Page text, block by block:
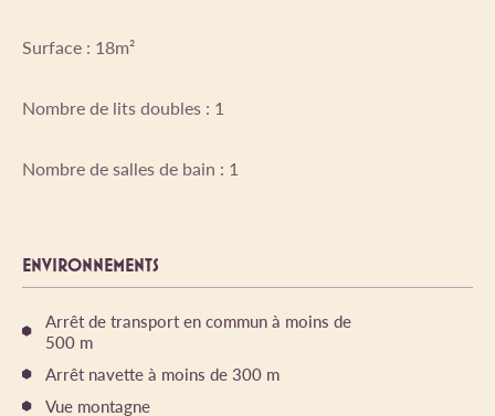
Surface : 18m²
Nombre de lits doubles : 1
Nombre de salles de bain : 1
ENVIRONNEMENTS
Arrêt de transport en commun à moins de
500 m
Arrêt navette à moins de 300 m
Vue montagne